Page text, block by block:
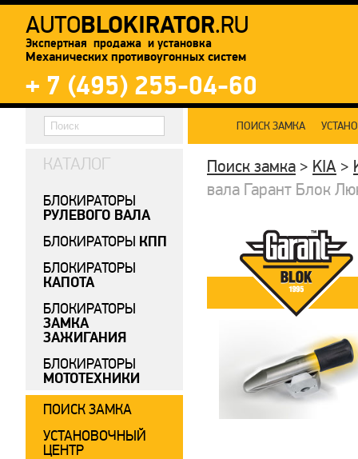
AUTOBLOKIRATOR.RU
Экспертная продажа и установка
Механических противоугонных систем
+ 7 (495) 255-04-60
ПОИСК ЗАМКА
Поиск замка > KIA >
вала Гарант Блок
КАТАЛОГ
БЛОКИРАТОРЫ
РУЛЕВОГО ВАЛА
БЛОКИРАТОРЫ КПП
БЛОКИРАТОРЫ
КАПОТА
БЛОКИРАТОРЫ
ЗАМКА
ЗАЖИГАНИЯ
БЛОКИРАТОРЫ
МОТОТЕХНИКИ
ПОИСК ЗАМКА
УСТАНОВОЧНЫЙ
ЦЕНТР